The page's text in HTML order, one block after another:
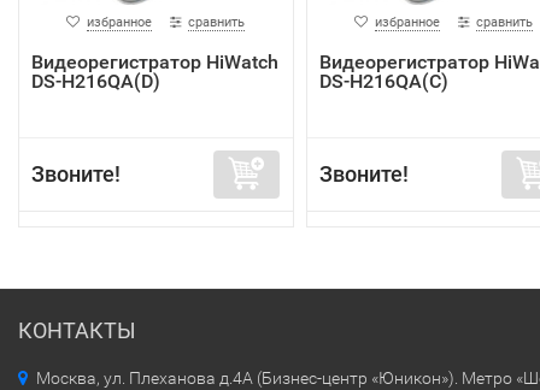
избранное сравнить
Видеорегистратор HiWatch
DS-H216QA(D)
Звоните!
избранное сравнить
Видеорегистратор
DS-H216QA(C)
Звоните!
КОНТАКТЫ
Москва, ул. Плеханова д.4А (Бизнес-центр «Юникон»). Метро